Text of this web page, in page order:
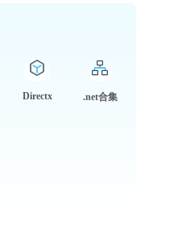
Directx .net合集